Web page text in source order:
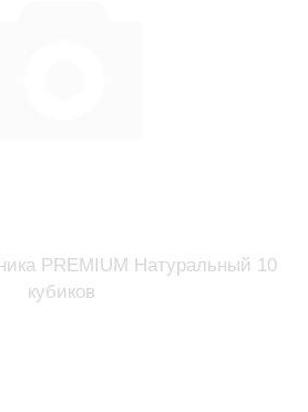
PREMIUM Натуральный 10
кубиков